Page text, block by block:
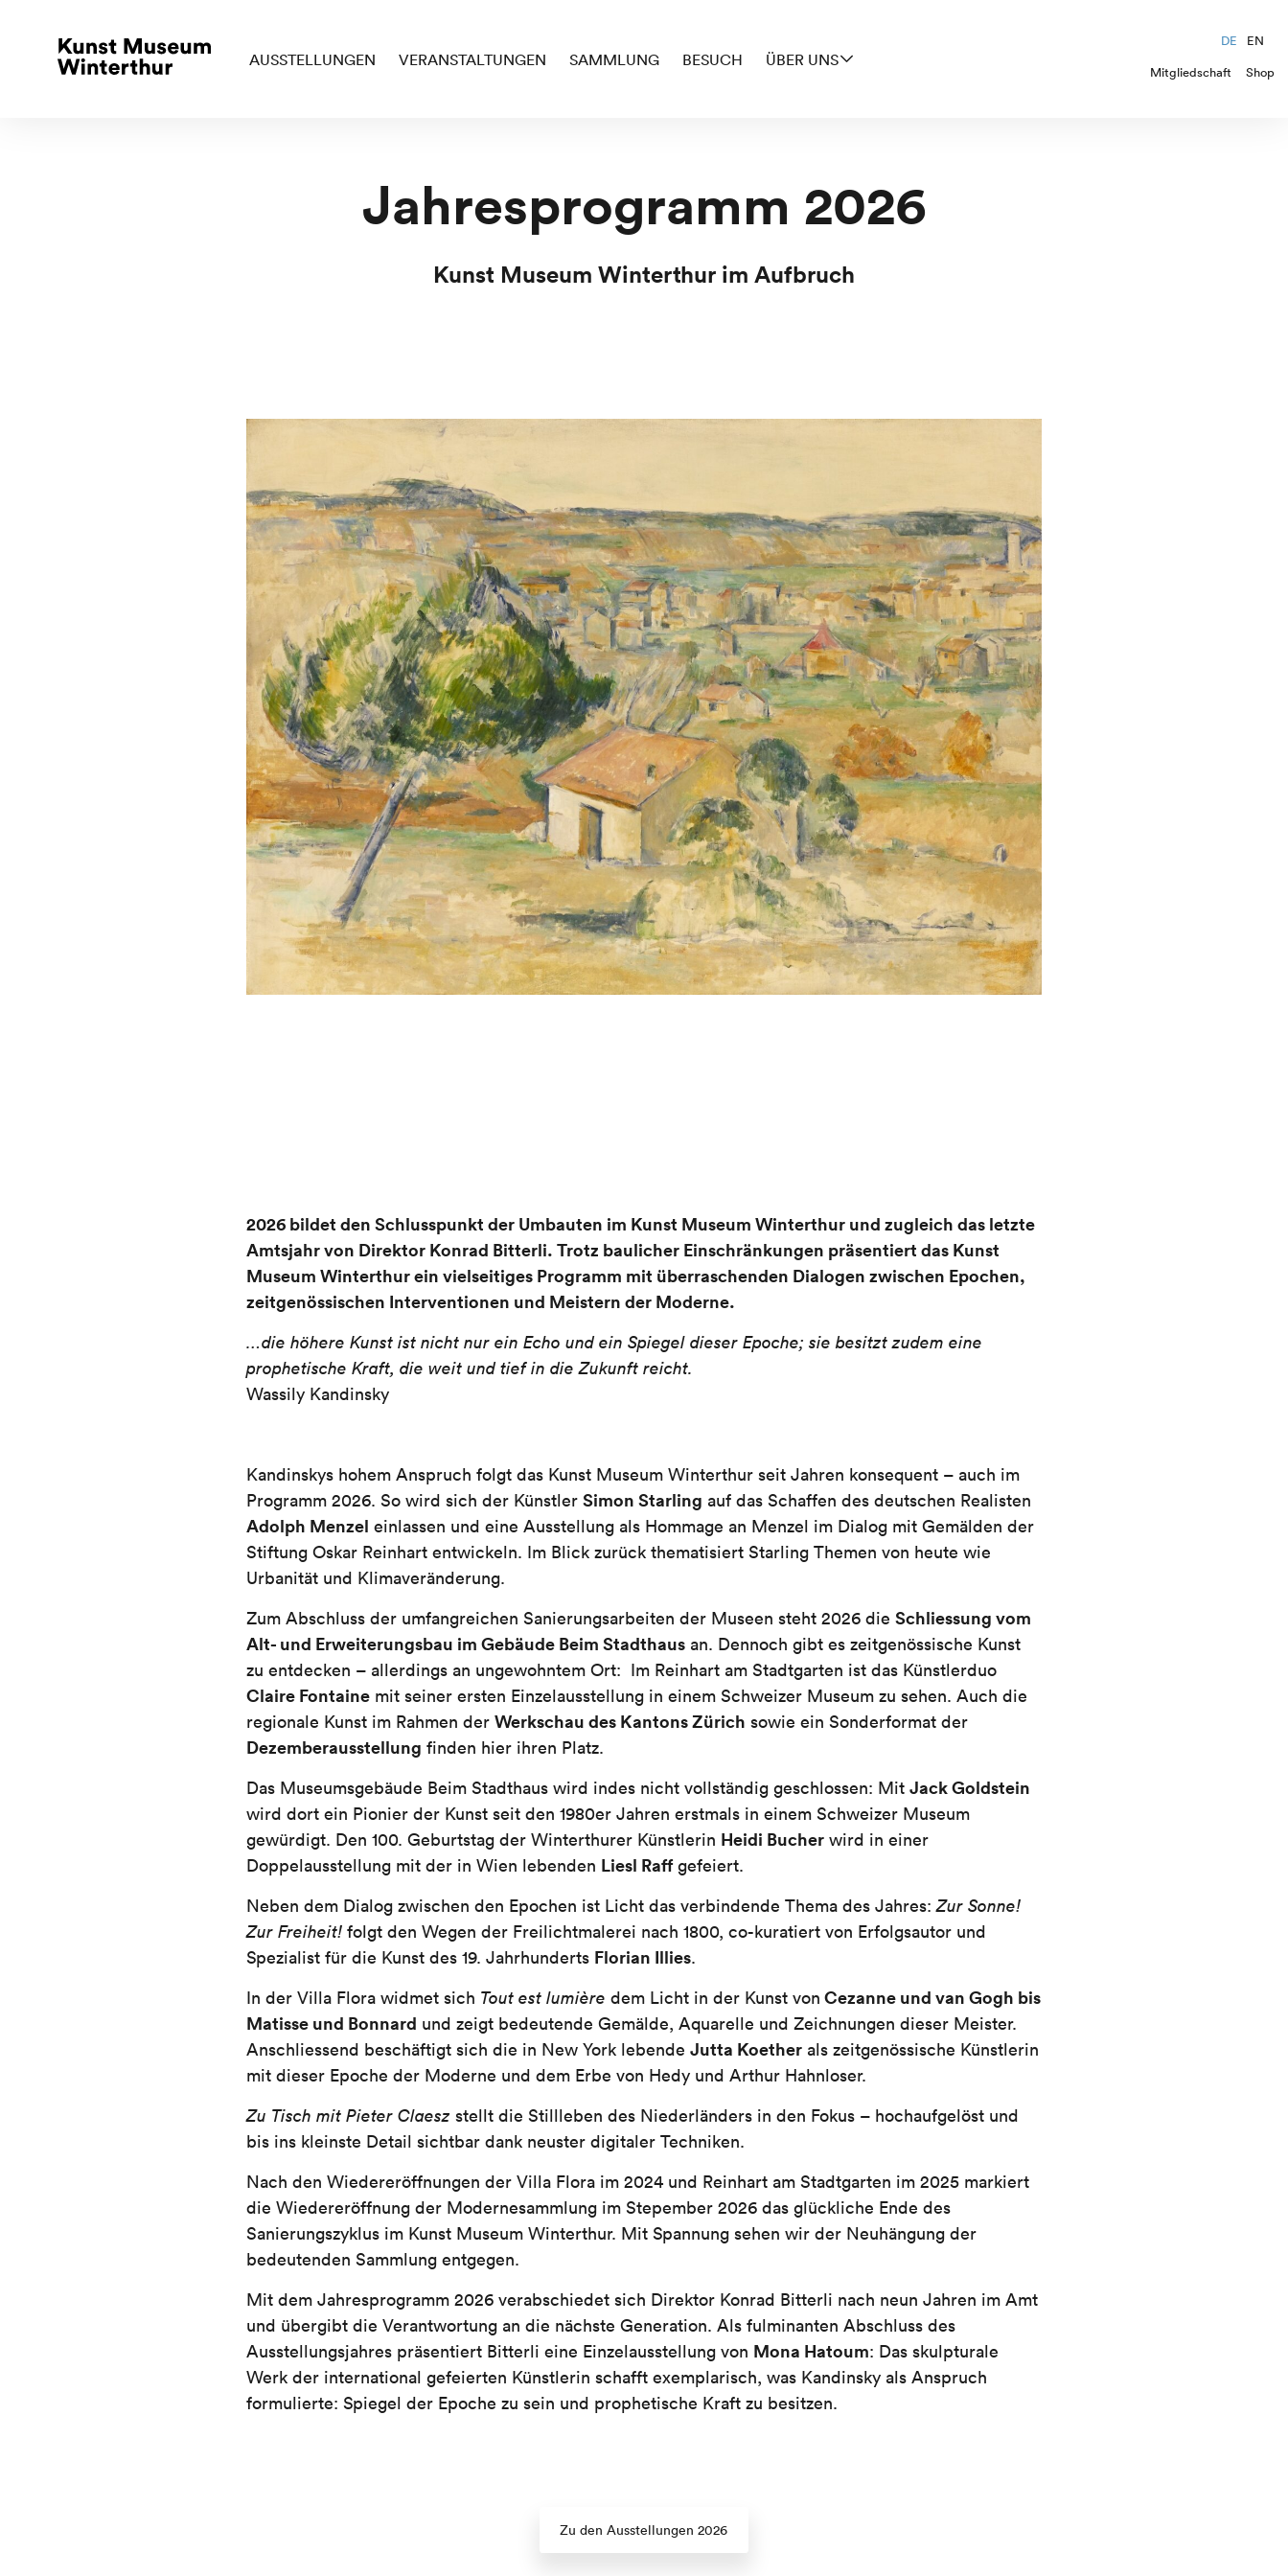
AUSSTELLUNGEN VERANSTALTUNGEN SAMMLUNG BESUCH ÜBER UNS
DE
EN
Mitgliedschaft
Shop
Jahresprogramm 2026
Kunst Museum Winterthur im Aufbruch
2026 bildet den Schlusspunkt der Umbauten im Kunst Museum Winterthur und zugleich das letzte
Amtsjahr von Direktor Konrad Bitterli. Trotz baulicher Einschränkungen präsentiert das Kunst
Museum Winterthur ein vielseitiges Programm mit überraschenden Dialogen zwischen Epochen,
zeitgenössischen Interventionen und Meistern der Moderne.
…die höhere Kunst ist nicht nur ein Echo und ein Spiegel dieser Epoche; sie besitzt zudem eine
prophetische Kraft, die weit und tief in die Zukunft reicht.
Wassily Kandinsky
Kandinskys hohem Anspruch folgt das Kunst Museum Winterthur seit Jahren konsequent – auch im
Programm 2026. So wird sich der KünstlerSimon Starling auf das Schaffen des deutschen Realisten
Adolph Menzel einlassen und eine Ausstellung als Hommage an Menzel im Dialog mit Gemälden der
Stiftung Oskar Reinhart entwickeln. Im Blick zurück thematisiert Starling Themen von heute wie
Urbanität und Klimaveränderung.
Zum Abschluss der umfangreichen Sanierungsarbeiten der Museen steht 2026 dieSchliessung vom
Alt- und Erweiterungsbau im Gebäude Beim Stadthaus an. Dennoch gibt es zeitgenössische Kunst
zu entdecken – allerdings an ungewohntem Ort: Im Reinhart am Stadtgarten ist das Künstlerduo
Claire Fontaine mit seiner ersten Einzelausstellung in einem Schweizer Museum zu sehen. Auch die
regionale Kunst im Rahmen derWerkschau des Kantons Zürich sowie ein Sonderformat der
Dezemberausstellung finden hier ihren Platz.
Das Museumsgebäude Beim Stadthaus wird indes nicht vollständig geschlossen: MitJack Goldstein
wird dort ein Pionier der Kunst seit den 1980er Jahren erstmals in einem Schweizer Museum
gewürdigt. Den 100. Geburtstag der Winterthurer Künstlerin Heidi Bucher wird in einer
Doppelausstellung mit der in Wien lebenden Liesl Raffgefeiert.
Neben dem Dialog zwischen den Epochen ist Licht das verbindende Thema des Jahres:Zur Sonne!
Zur Freiheit! folgt den Wegen der Freilichtmalerei nach 1800, co-kuratiert von Erfolgsautor und
Spezialist für die Kunst des 19. Jahrhunderts Florian Illies.
In der Villa Flora widmet sich Tout est lumière dem Licht in der Kunst von Cezanne und van Gogh bis
Matisse und Bonnard und zeigt bedeutende Gemälde, Aquarelle und Zeichnungen dieser Meister.
Anschliessend beschäftigt sich die in New York lebendeJutta Koether als zeitgenössische Künstlerin
mit dieser Epoche der Moderne und dem Erbe von Hedy und Arthur Hahnloser.
Zu Tisch mit Pieter Claesz stellt die Stillleben des Niederländers in den Fokus – hochaufgelöst und
bis ins kleinste Detail sichtbar dank neuster digitaler Techniken.
Nach den Wiedereröffnungen der Villa Flora im 2024 und Reinhart am Stadtgarten im 2025 markiert
die Wiedereröffnung der Modernesammlung im Stepember 2026 das glückliche Ende des
Sanierungszyklus im Kunst Museum Winterthur. Mit Spannung sehen wir der Neuhängung der
bedeutenden Sammlung entgegen.
Mit dem Jahresprogramm 2026 verabschiedet sich Direktor Konrad Bitterli nach neun Jahren im Amt
und übergibt die Verantwortung an die nächste Generation. Als fulminanten Abschluss des
Ausstellungsjahres präsentiert Bitterli eine Einzelausstellung von Mona Hatoum: Das skulpturale
Werk der international gefeierten Künstlerin schafft exemplarisch, was Kandinsky als Anspruch
formulierte: Spiegel der Epoche zu sein und prophetische Kraft zu besitzen.
Zu den Ausstellungen 2026